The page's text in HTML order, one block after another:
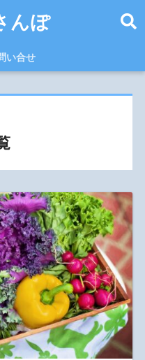
んぽ
い合せ